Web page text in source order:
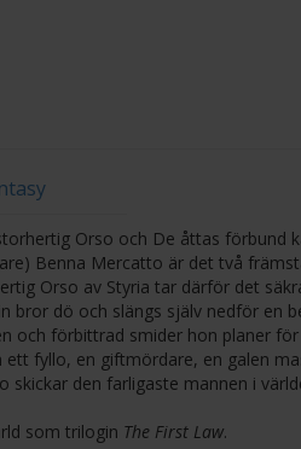
Orso och De åttas förbund
Benna Mercatto är det två
Orso av Styria tar därför det
bror dö och slängs själv nedför en
och förbittrad smider hon planer
fyllo, en giftmördare, en galen
den farligaste mannen i
som trilogin The First Law.